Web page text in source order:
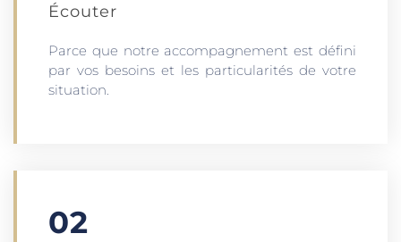
Écouter​
Parce que notre accompagnement est défini
par vos besoins et les particularités de votre
situation.
02